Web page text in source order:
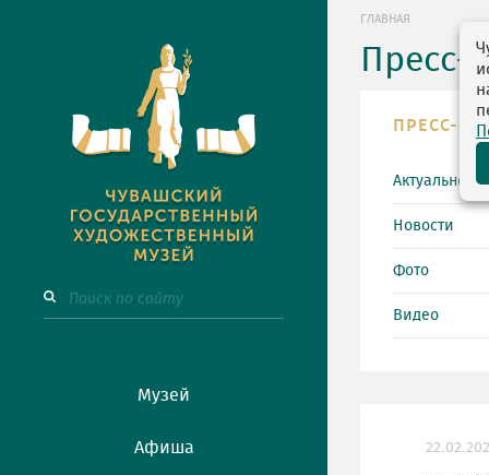
Музей
Афиша
ГЛАВНАЯ
Пресс-
ПРЕСС-
Актуально
Новости
Фото
Видео